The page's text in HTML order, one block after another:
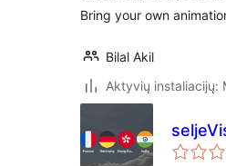
Bring your own
Bilal Akil
Aktyvių instaliacijų: